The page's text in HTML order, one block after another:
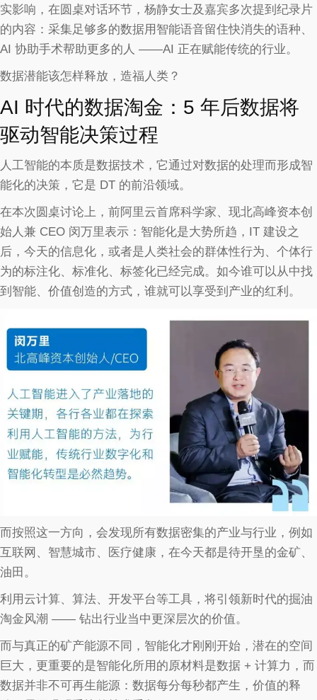
实影响，在圆桌对话环节，杨静女士及嘉宾多次提到纪录片
的内容：采集足够多的数据用智能语音留住快消失的语种、
AI 协助手术帮助更多的人 ——AI 正在赋能传统的行业。
数据潜能该怎样释放，造福人类？
AI 时代的数据淘金：5 年后数据将
驱动智能决策过程
人工智能的本质是数据技术，它通过对数据的处理而形成智
能化的决策，它是 DT 的前沿领域。
在本次圆桌讨论上，前阿里云首席科学家、现北高峰资本创
始人兼 CEO 闵万里表示：智能化是大势所趋，IT 建设之
后，今天的信息化，或者是人类社会的群体性行为、个体行
为的标注化、标准化、标签化已经完成。如今谁可以从中找
到智能、价值创造的方式，谁就可以享受到产业的红利。
而按照这一方向，会发现所有数据密集的产业与行业，例如
互联网、智慧城市、医疗健康，在今天都是待开垦的金矿、
油田。
利用云计算、算法、开发平台等工具，将引领新时代的掘油
淘金风潮 —— 钻出行业当中更深层次的价值。
而与真正的矿产能源不同，智能化才刚刚开始，潜在的空间
巨大，更重要的是智能化所用的原材料是数据 + 计算力，而
数据并非不可再生能源：数据每分每秒都产生，价值的释